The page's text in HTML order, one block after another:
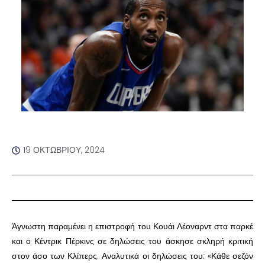
19 ΟΚΤΩΒΡΊΟΥ, 2024
Άγνωστη παραμένει η επιστροφή του Κουάι Λέοναρντ στα παρκέ
και ο Κέντρικ Πέρκινς σε δηλώσεις του άσκησε σκληρή κριτική
στον άσο των Κλίπερς. Αναλυτικά οι δηλώσεις του: «Κάθε σεζόν